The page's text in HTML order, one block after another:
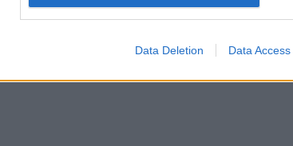
Data Deletion Data Access